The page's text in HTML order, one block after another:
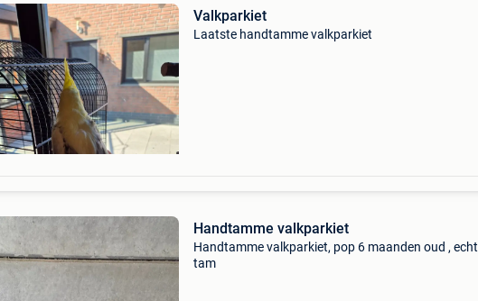
Valkparkiet
Laatste handtamme valkparkiet
Handtamme valkparkiet
Handtamme valkparkiet, pop 6 maanden oud , echt
tam